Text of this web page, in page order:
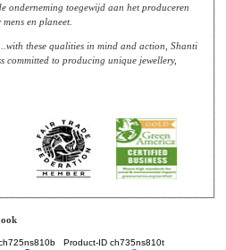
onderneming toegewijd aan het produceren
en planeet.
these qualities in mind and action, Shanti
to producing unique jewellery,
Product-ID ch735ns810t